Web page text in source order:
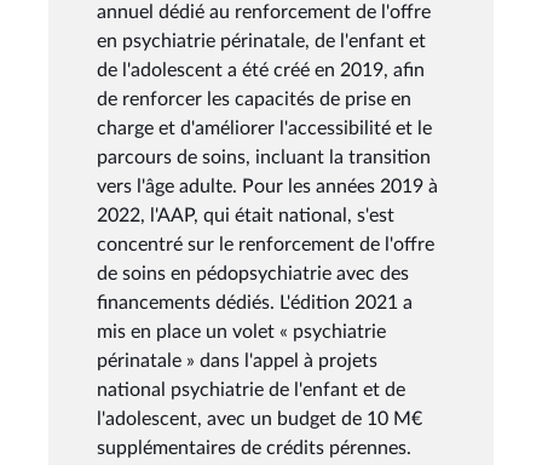
annuel dédié au renforcement de l'offre
en psychiatrie périnatale, de l'enfant et
de l'adolescent a été créé en 2019, afin
de renforcer les capacités de prise en
charge et d'améliorer l'accessibilité et le
parcours de soins, incluant la transition
vers l'âge adulte. Pour les années 2019 à
2022, l'AAP, qui était national, s'est
concentré sur le renforcement de l'offre
de soins en pédopsychiatrie avec des
financements dédiés. L'édition 2021 a
mis en place un volet « psychiatrie
périnatale » dans l'appel à projets
national psychiatrie de l'enfant et de
l'adolescent, avec un budget de 10 M€
supplémentaires de crédits pérennes.